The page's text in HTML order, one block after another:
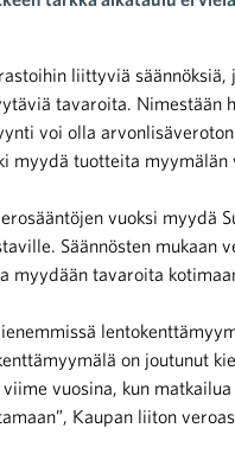
liittyviä
tavaroita.
voi olla
myydä tuotteita
vuoksi myydä
Säännösten
myydään tavaroita
on joutunut
vuosina, kun
Kaupan liiton